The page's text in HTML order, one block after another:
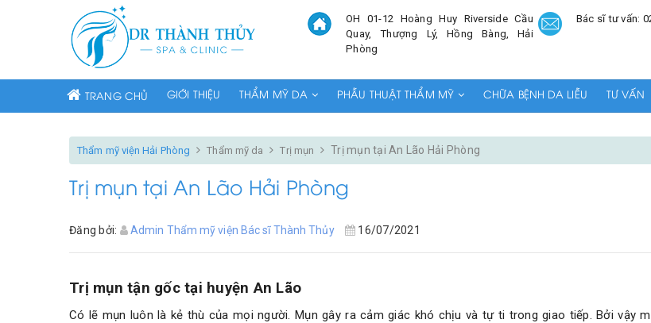
OH 01-12 Hoàng Huy Riverside Cầu
Quay, Thượng Lý, Hồng Bàng, Hải
Phòng
Bác sĩ tư vấn:
TRANG CHỦ GIỚI THIỆU THẨM MỸ DA PHẪU THUẬT THẨM MỸ CHỮA BỆNH DA LIỄU TƯ VẤN
Thẩm mỹ viện Hải Phòng Thẩm mỹ da Trị mụn Trị mụn tại An Lão Hải Phòng
Trị mụn tại An Lão Hải Phòng
Đăng bởi: Admin Thẩm mỹ viện Bác sĩ Thành Thủy 16/07/2021
Trị mụn tận gốc tại huyện An Lão
Có lẽ mụn luôn là kẻ thù của mọi người. Mụn gây ra cảm giác khó chịu và tự ti trong giao tiếp. Bởi vậy